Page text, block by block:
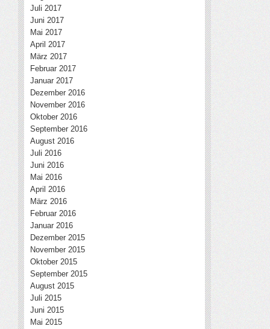
Juli 2017
Juni 2017
Mai 2017
April 2017
März 2017
Februar 2017
Januar 2017
Dezember 2016
November 2016
Oktober 2016
September 2016
August 2016
Juli 2016
Juni 2016
Mai 2016
April 2016
März 2016
Februar 2016
Januar 2016
Dezember 2015
November 2015
Oktober 2015
September 2015
August 2015
Juli 2015
Juni 2015
Mai 2015